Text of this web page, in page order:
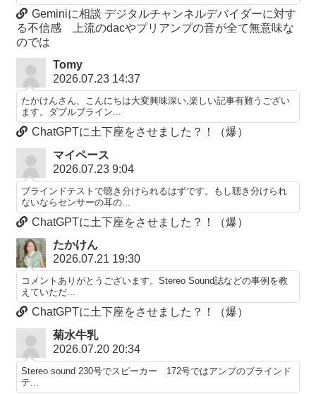
Geminiに相談 デジタルチャンネルデバイダーに対す
る不信感 上流のdacやプリアンプの音が全て無意味な
のでは
Tomy
2026.07.23 14:37
たかけんさん、こんにちは大変興味深い,楽しい記事有難うござい
ます。ダブルブライン...
ChatGPTに土下座をさせました？！（爆）
マイペース
2026.07.23 9:04
ブラインドテストで聴き分けられるはずです。もし聴き分けられ
ないならセンサーの耳の...
ChatGPTに土下座をさせました？！（爆）
たかけん
2026.07.21 19:30
コメントありがとうございます。Stereo Sound誌などの事例を教
えていただ...
ChatGPTに土下座をさせました？！（爆）
菊水牛乳
2026.07.20 20:34
Stereo sound 230号でスピーカー 172号ではアンプのブラインド
テ...